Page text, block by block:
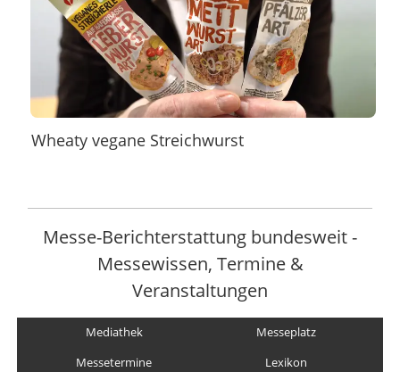
Wheaty vegane Streichwurst
Messe-Berichterstattung bundesweit -
Messewissen, Termine &
Veranstaltungen
Mediathek
Messeplatz
Messetermine
Lexikon